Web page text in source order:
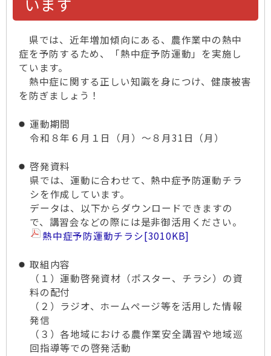
県では、近年増加傾向にある、農作業中の熱中
症を予防するため、「熱中症予防運動」を実施し
ています。
熱中症に関する正しい知識を身につけ、健康被害
を防ぎましょう！
運動期間
令和８年６月１日（月）～８月31日（月）
啓発資料
県では、運動に合わせて、熱中症予防運動チラ
シを作成しています。
データは、以下からダウンロードできますの
で、講習会などの際には是非御活用ください。
熱中症予防運動チラシ[3010KB]
取組内容
（１）運動啓発資材（ポスター、チラシ）の資
料の配付
（２）ラジオ、ホームページ等を活用した情報
発信
（３）各地域における農作業安全講習や地域巡
回指導等での啓発活動